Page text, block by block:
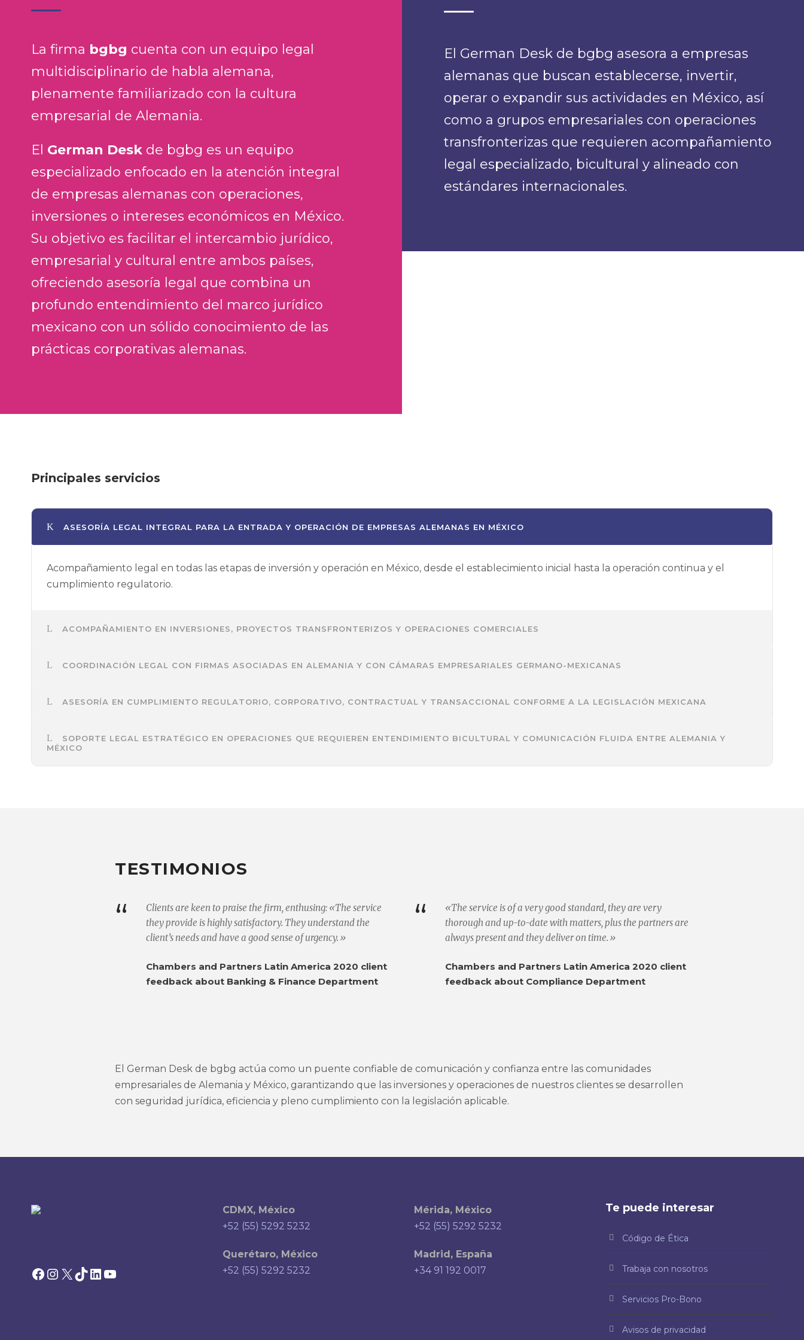
La firma bgbg cuenta con un equipo legal
multidisciplinario de habla alemana,
plenamente familiarizado con la cultura
empresarial de Alemania.
El German Desk de bgbg es un equipo
especializado enfocado en la atención integral
de empresas alemanas con operaciones,
inversiones o intereses económicos en México.
Su objetivo es facilitar el intercambio jurídico,
empresarial y cultural entre ambos países,
ofreciendo asesoría legal que combina un
profundo entendimiento del marco jurídico
mexicano con un sólido conocimiento de las
prácticas corporativas alemanas.
El German Desk de bgbg asesora a empresas
alemanas que buscan establecerse, invertir,
operar o expandir sus actividades en México, así
como a grupos empresariales con operaciones
transfronterizas que requieren acompañamiento
legal especializado, bicultural y alineado con
estándares internacionales.
Principales servicios
ASESORÍA LEGAL INTEGRAL PARA LA ENTRADA Y OPERACIÓN DE EMPRESAS ALEMANAS EN MÉXICO
Acompañamiento legal en todas las etapas de inversión y operación en México, desde el establecimiento inicial hasta la operación continua y el
cumplimiento regulatorio.
ACOMPAÑAMIENTO EN INVERSIONES, PROYECTOS TRANSFRONTERIZOS Y OPERACIONES COMERCIALES
COORDINACIÓN LEGAL CON FIRMAS ASOCIADAS EN ALEMANIA Y CON CÁMARAS EMPRESARIALES GERMANO-MEXICANAS
ASESORÍA EN CUMPLIMIENTO REGULATORIO, CORPORATIVO, CONTRACTUAL Y TRANSACCIONAL CONFORME A LA LEGISLACIÓN MEXICANA
SOPORTE LEGAL ESTRATÉGICO EN OPERACIONES QUE REQUIEREN ENTENDIMIENTO BICULTURAL Y COMUNICACIÓN FLUIDA ENTRE ALEMANIA Y
MÉXICO
TESTIMONIOS
“
Clients are keen to praise the firm, enthusing: «The service
they provide is highly satisfactory. They understand the
client’s needs and have a good sense of urgency.»
Chambers and Partners Latin America 2020 client
feedback about Banking & Finance Department
“
«The service is of a very good standard, they are very
thorough and up-to-date with matters, plus the partners are
always present and they deliver on time.»
Chambers and Partners Latin America 2020 client
feedback about Compliance Department
El German Desk de bgbg actúa como un puente confiable de comunicación y confianza entre las comunidades
empresariales de Alemania y México, garantizando que las inversiones y operaciones de nuestros clientes se desarrollen
con seguridad jurídica, eficiencia y pleno cumplimiento con la legislación aplicable.
Facebook Instagram X TikTok LinkedIn YouTube
CDMX, México
+52 (55) 5292 5232
Querétaro, México
+52 (55) 5292 5232
Mérida, México
+52 (55) 5292 5232
Madrid, España
+34 91 192 0017
Te puede interesar
Código de Ética
Trabaja con nosotros
Servicios Pro-Bono
Avisos de privacidad